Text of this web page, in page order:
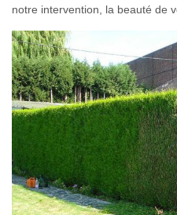
notre intervention, la beauté de